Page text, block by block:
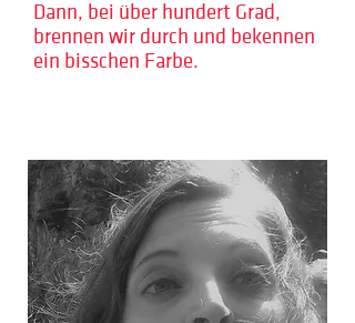
Dann, bei über hundert Grad,
brennen wir durch und bekennen
ein bisschen Farbe.